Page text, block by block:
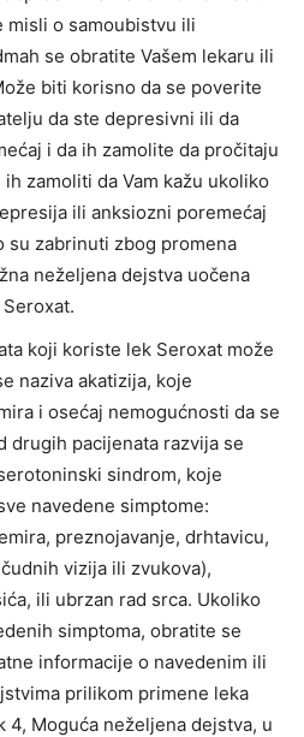
misli o samoubistvu ili
se obratite Vašem lekaru ili
biti korisno da se poverite
da ste depresivni ili da
i da ih zamolite da pročitaju
zamoliti da Vam kažu ukoliko
ili anksiozni poremećaj
su zabrinuti zbog promena
neželjena dejstva uočena
koji koriste lek Seroxat može
naziva akatizija, koje
i osećaj nemogućnosti da se
drugih pacijenata razvija se
sindrom, koje
navedene simptome:
preznojavanje, drhtavicu,
vizija ili zvukova),
ili ubrzan rad srca. Ukoliko
simptoma, obratite se
informacije o navedenim ili
prilikom primene leka
4, Moguća neželjena dejstva, u